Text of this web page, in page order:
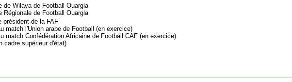
de Wilaya de Football Ouargla
Régionale de Football Ouargla
président de la FAF
match l'Union arabe de Football (en exercice)
match Confédération Africaine de Football CAF (en exercice)
cadre supérieur d'état)